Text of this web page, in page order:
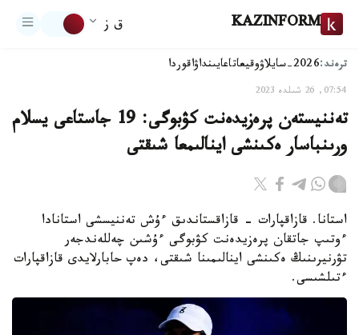
KAZINFORM ق ز
ترەند:2026-سايلاۋ وقيعاتاعايىنداۋاقوردا
07:54, 26 شىلدە 2023
تەننيستەن پرەزيدەنت كۋبوگى: 19 جاستاعى يسلام
ورىنباسار ەكىنشى اينالىمعا شىقتى
استانا. قازاقپارات - قازاقستاندىق ءۇش تەننيسشى استانادا
ءوتىپ جاتقان پرەزيدەنت كۋبوگى ءۇشىن چەللەندجەر
تۋرنيرىنىڭ ەكىنشى اينالىمىنا شىقتى، دەپ حابارلايدى قازاقپارات
ءتىلشىسى.